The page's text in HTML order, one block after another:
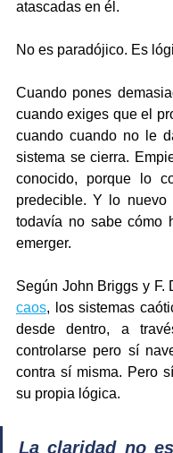
atascadas en él.
No es paradójico. Es
Cuando pones
cuando exiges que el
cuando cuando no le
sistema se cierra.
conocido, porque lo
predecible. Y lo
todavía no sabe cómo
emerger.
Según John Briggs y F.
caos, los sistemas
desde dentro, a
controlarse pero sí
contra sí misma. Pero
su propia lógica.
La claridad no